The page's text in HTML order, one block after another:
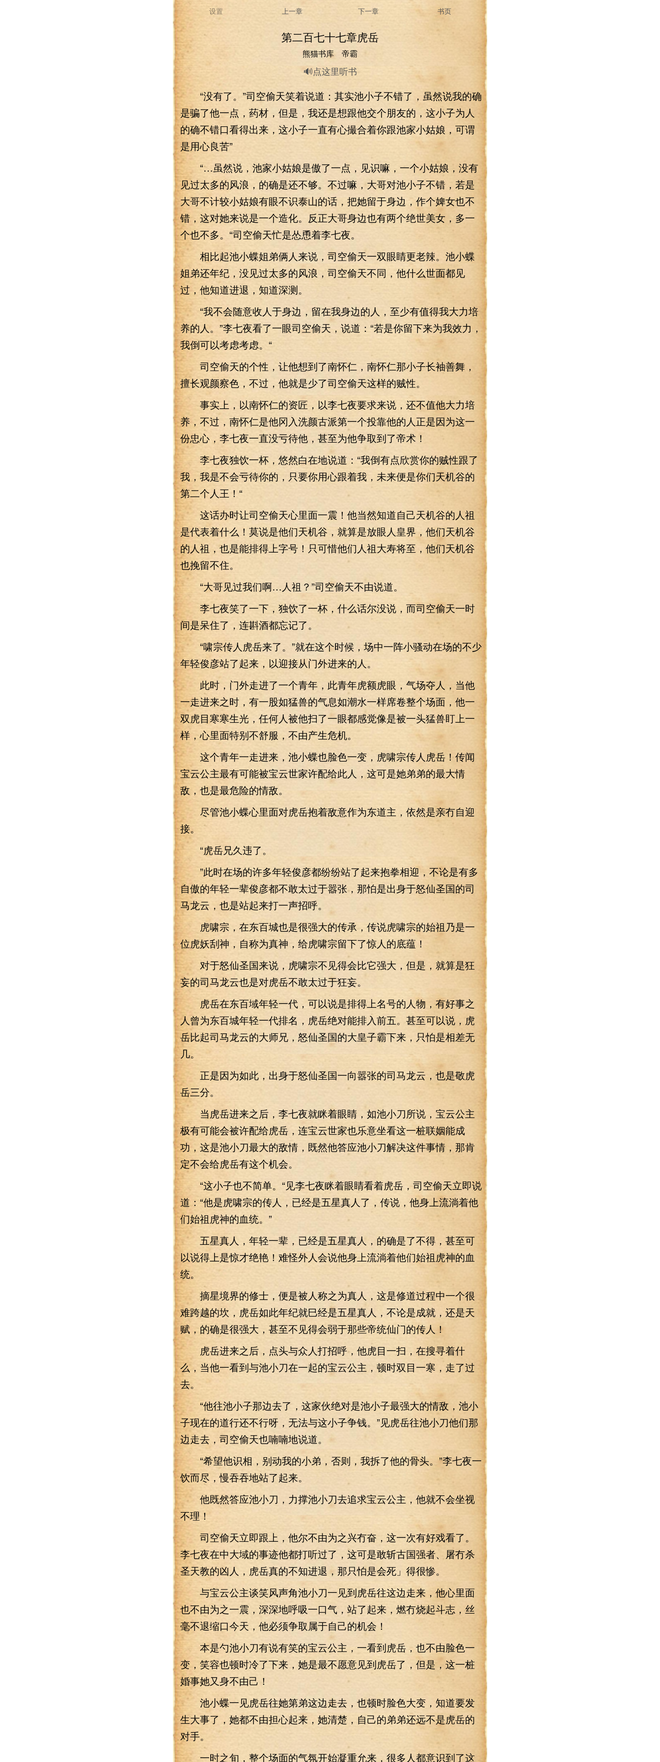
设置 上一章 下一章 书页
第二百七十七章虎岳
熊猫书库 帝霸
🔊点这里听书
“没有了。”司空偷天笑着说道：其实池小子不错了，虽然说我的确
是骗了他一点，药材，但是，我还是想跟他交个朋友的，这小子为人
的确不错口看得出来，这小子一直有心撮合着你跟池家小姑娘，可谓
是用心良苦”
“…虽然说，池家小姑娘是傲了一点，见识嘛，一个小姑娘，没有
见过太多的风浪，的确是还不够。不过嘛，大哥对池小子不错，若是
大哥不计较小姑娘有眼不识泰山的话，把她留于身边，作个婢女也不
错，这对她来说是一个造化。反正大哥身边也有两个绝世美女，多一
个也不多。“司空偷天忙是怂恿着李七夜。
相比起池小蝶姐弟俩人来说，司空偷天一双眼睛更老辣。池小蝶
姐弟还年纪，没见过太多的风浪，司空偷天不同，他什么世面都见
过，他知道进退，知道深测。
“我不会随意收人于身边，留在我身边的人，至少有值得我大力培
养的人。”李七夜看了一眼司空偷天，说道：“若是你留下来为我效力，
我倒可以考虑考虑。“
司空偷天的个性，让他想到了南怀仁，南怀仁那小子长袖善舞，
擅长观颜察色，不过，他就是少了司空偷天这样的贼性。
事实上，以南怀仁的资匠，以李七夜要求来说，还不值他大力培
养，不过，南怀仁是他冈入洗颜古派第一个投靠他的人正是因为这一
份忠心，李七夜一直没亏待他，甚至为他争取到了帝术！
李七夜独饮一杯，悠然白在地说道：“我倒有点欣赏你的贼性跟了
我，我是不会亏待你的，只要你用心跟着我，未来便是你们天机谷的
第二个人王！“
这话办时让司空偷天心里面一震！他当然知道自己天机谷的人祖
是代表着什么！莫说是他们天机谷，就算是放眼人皇界，他们天机谷
的人祖，也是能排得上字号！只可惜他们人祖大寿将至，他们天机谷
也挽留不住。
“大哥见过我们啊…人祖？”司空偷天不由说道。
李七夜笑了一下，独饮了一杯，什么话尔没说，而司空偷天一时
间是呆住了，连斟酒都忘记了。
“啸宗传人虎岳来了。”就在这个时候，场中一阵小骚动在场的不少
年轻俊彦站了起来，以迎接从门外进来的人。
此时，门外走进了一个青年，此青年虎额虎眼，气场夺人，当他
一走进来之时，有一股如猛兽的气息如潮水一样席卷整个场面，他一
双虎目寒寒生光，任何人被他扫了一眼都感觉像是被一头猛兽盯上一
样，心里面特别不舒服，不由产生危机。
这个青年一走进来，池小蝶也脸色一变，虎啸宗传人虎岳！传闻
宝云公主最有可能被宝云世家许配给此人，这可是她弟弟的最大情
敌，也是最危险的情敌。
尽管池小蝶心里面对虎岳抱着敌意作为东道主，依然是亲冇自迎
接。
“虎岳兄久违了。
”此时在场的许多年轻俊彦都纷纷站了起来抱拳相迎，不论是有多
自傲的年轻一辈俊彦都不敢太过于嚣张，那怕是出身于怒仙圣国的司
马龙云，也是站起来打一声招呼。
虎啸宗，在东百城也是很强大的传承，传说虎啸宗的始祖乃是一
位虎妖刮神，自称为真神，给虎啸宗留下了惊人的底蕴！
对于怒仙圣国来说，虎啸宗不见得会比它强大，但是，就算是狂
妄的司马龙云也是对虎岳不敢太过于狂妄。
虎岳在东百域年轻一代，可以说是排得上名号的人物，有好事之
人曾为东百城年轻一代排名，虎岳绝对能排入前五。甚至可以说，虎
岳比起司马龙云的大师兄，怒仙圣国的大皇子霸下来，只怕是相差无
几。
正是因为如此，出身于怒仙圣国一向嚣张的司马龙云，也是敬虎
岳三分。
当虎岳进来之后，李七夜就眯着眼睛，如池小刀所说，宝云公主
极有可能会被许配给虎岳，连宝云世家也乐意坐看这一桩联姻能成
功，这是池小刀最大的敌情，既然他答应池小刀解决这件事情，那肯
定不会给虎岳有这个机会。
“这小子也不简单。“见李七夜眯着眼睛看着虎岳，司空偷天立即说
道：“他是虎啸宗的传人，已经是五星真人了，传说，他身上流淌着他
们始祖虎神的血统。”
五星真人，年轻一辈，已经是五星真人，的确是了不得，甚至可
以说得上是惊才绝艳！难怪外人会说他身上流淌着他们始祖虎神的血
统。
摘星境界的修士，便是被人称之为真人，这是修道过程中一个很
难跨越的坎，虎岳如此年纪就巳经是五星真人，不论是成就，还是天
赋，的确是很强大，甚至不见得会弱于那些帝统仙门的传人！
虎岳进来之后，点头与众人打招呼，他虎目一扫，在搜寻着什
么，当他一看到与池小刀在一起的宝云公主，顿时双目一寒，走了过
去。
“他往池小子那边去了，这家伙绝对是池小子最强大的情敌，池小
子现在的道行还不行呀，无法与这小子争钱。”见虎岳往池小刀他们那
边走去，司空偷天也喃喃地说道。
“希望他识相，别动我的小弟，否则，我拆了他的骨头。”李七夜一
饮而尽，慢吞吞地站了起来。
他既然答应池小刀，力撑池小刀去追求宝云公主，他就不会坐视
不理！
司空偷天立即跟上，他尔不由为之兴冇奋，这一次有好戏看了。
李七夜在中大域的事迹他都打听过了，这可是敢斩古国强者、屠冇杀
圣天教的凶人，虎岳真的不知进退，那只怕是会死」得很惨。
与宝云公主谈笑风声角池小刀一见到虎岳往这边走来，他心里面
也不由为之一震，深深地呼吸一口气，站了起来，燃冇烧起斗志，丝
毫不退缩口今天，他必须争取属于自己的机会！
本是勺池小刀有说有笑的宝云公主，一看到虎岳，也不由脸色一
变，笑容也顿时冷了下来，她是最不愿意见到虎岳了，但是，这一桩
婚事她又身不由己！
池小蝶一见虎岳往她第弟这边走去，也顿时脸色大变，知道要发
生大事了，她都不由担心起来，她清楚，自己的弟弟还远不是虎岳的
对手。
一时之旬，整个场面的气氛开始凝重允来，很多人都意识到了这